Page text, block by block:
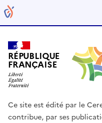
RÉPUBLIQUE
FRANÇAISE
Ce site est édité par le
contribue, par ses